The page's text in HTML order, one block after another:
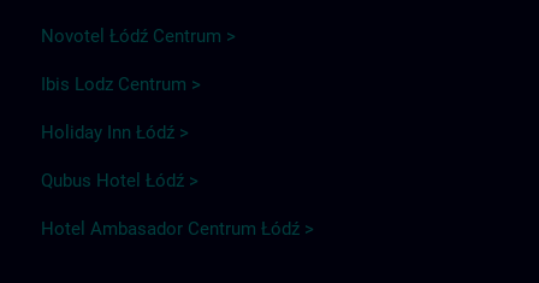
Novotel Łódź Centrum >
Ibis Lodz Centrum >
Holiday Inn Łódź >
Qubus Hotel Łódź >
Hotel Ambasador Centrum Łódź >